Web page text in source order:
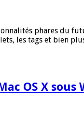
phares du
les tags et bien
OS X sous